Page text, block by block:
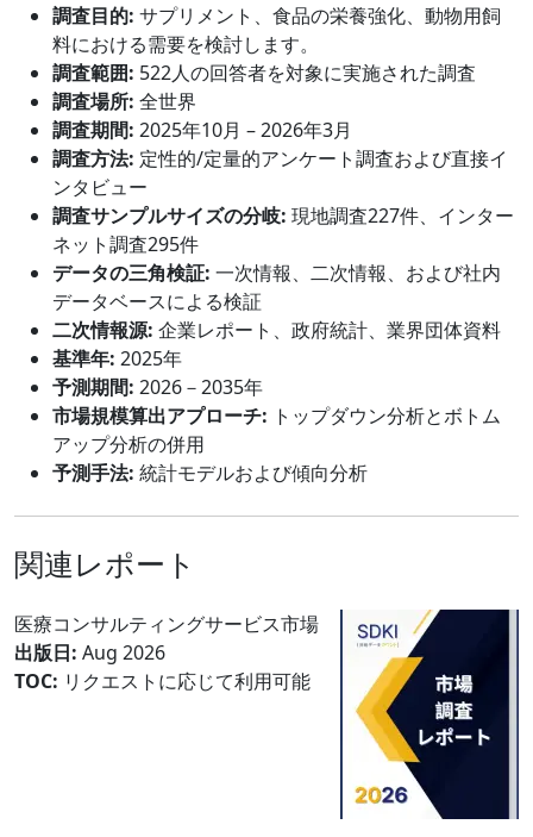
調査目的: サプリメント、食品の栄養強化、動物用飼
料における需要を検討します。
調査範囲: 522人の回答者を対象に実施された調査
調査場所: 全世界
調査期間: 2025年10月 – 2026年3月
調査方法: 定性的/定量的アンケート調査および直接イ
ンタビュー
調査サンプルサイズの分岐: 現地調査227件、インター
ネット調査295件
データの三角検証: 一次情報、二次情報、および社内
データベースによる検証
二次情報源: 企業レポート、政府統計、業界団体資料
基準年: 2025年
予測期間: 2026－2035年
市場規模算出アプローチ: トップダウン分析とボトム
アップ分析の併用
予測手法: 統計モデルおよび傾向分析
関連レポート
医療コンサルティングサービス市場
出版日: Aug 2026
TOC: リクエストに応じて利用可能